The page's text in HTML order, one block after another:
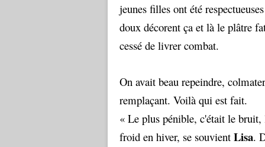
jeunes filles ont été
doux décorent ça et là le plâtre
cessé de livrer combat.
On avait beau repeindre,
remplaçant. Voilà qui est fait.
« Le plus pénible, c'était le
froid en hiver, se souvient Lisa.